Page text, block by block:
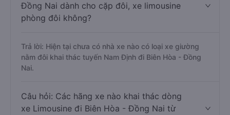
Đồng Nai dành cho cặp đôi, xe limousine
phòng đôi không?
Trả lời: Hiện tại chưa có nhà xe nào có loại xe giường
nằm đôi khai thác tuyến Nam Định đi Biên Hòa - Đồng
Nai.
Câu hỏi: Các hãng xe nào khai thác dòng
xe Limousine đi Biên Hòa - Đồng Nai từ